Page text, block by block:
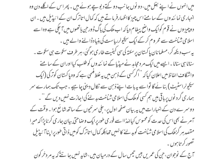
میں انہوں نے اپنے بغل میں، دونوں جانب دو کتے دبوچے ہوئے ہیں۔ پھر اس کے اگلے دن وہ
اخباری نمائندوں کے سامنے اس چیز کا اظہار فرماتے ہیں کہ کمال اتاترک ان کے ائیڈیل ہیں۔ ان
دو چیزوں نے قوم کو ایک واضح پیغام دیا کہ اب ملک کی باگ ڈور جن ہاتھوں میں آچکی ہے وہ اسے
اسلامی شناخت سے محروم کرکے ایک سیکیولر ریاست کی بنیاد ڈالنے والے ہیں۔
یہ سب دیکھ کر، مسلمانان پاکستان پر سکتہ کی سی کیفیت طاری ہوگئی، ہر طرف سکوت ہی سکوت۔
سناٹا ہی سناٹا۔ ایسے میں ایک مرد مجاہد نے میڈیا کے نمائندوں کو طلب کیا اور ان کے سامنے
واشگاف الفاظ میں اعلان کیا کہ ’’اگر کسی کے ذہن میں یہ غلط فہمی ہے کہ وہ پاکستان کو ترکی (ایک
سیکیولر اسٹیٹ) بنائے گا تو اسے یہ بات اپنے ذہن سے نکال دینی چاہیے۔ جب تک ہمارے سر
ہماری گردنوں پر باقی ہیں ہم کسی کو ملک کی اسلامی شناخت بدلنے کی اجازت نہیں دیں گے‘‘۔
دوسرے دن کے اخبارات میں یہ بیان صفحہ اول پر، جلی سرخیوں کے ساتھ شائع ہوا۔ وقت کے
آمر نے بھی اس کی حدت کو محسوس کیا لہٰذا اسے فوری طور پر ایک وضاحتی بیان جاری کرنا پڑا کہ میرا
مقصد ہرگز ملک کی اسلامی شناخت کو بدلنے کا نہیں تھا بلکہ کمال اتاترک کو میں ذاتی طور پر اپنا آئیڈیل
تصور کرتا ہوں۔
آج کے نوجوان، جن کی عمریں بیس تیس سال کے درمیان ہیں، شاید نہیں جانتے کہ یہ مردحْر کون